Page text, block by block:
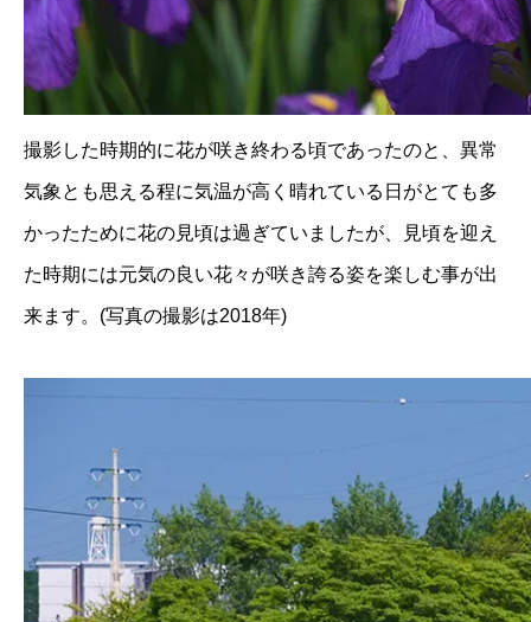
撮影した時期的に花が咲き終わる頃であったのと、異常
気象とも思える程に気温が高く晴れている日がとても多
かったために花の見頃は過ぎていましたが、見頃を迎え
た時期には元気の良い花々が咲き誇る姿を楽しむ事が出
来ます。(写真の撮影は2018年)